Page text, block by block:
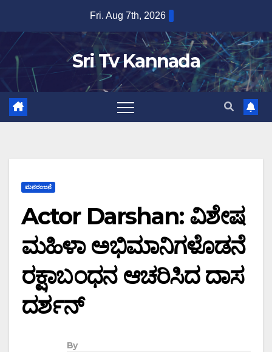
content
Fri. Aug 7th, 2026
Sri Tv Kannada
ಮನರಂಜನೆ
Actor Darshan: ವಿಶೇಷ
ಮಹಿಳಾ ಅಭಿಮಾನಿಗಳೊಡನೆ
ರಕ್ಷಾಬಂಧನ ಆಚರಿಸಿದ ದಾಸ
ದರ್ಶನ್
By